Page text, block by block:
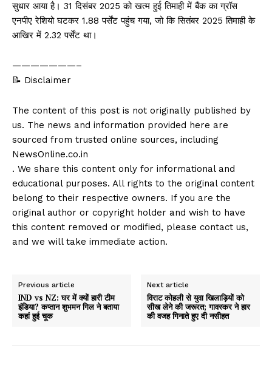
सुधार आया है। 31 दिसंबर 2025 को खत्म हुई तिमाही में बैंक का ग्रॉस
एनपीए रेशियो घटकर 1.88 पर्सेंट पहुंच गया, जो कि सितंबर 2025 तिमाही के
आखिर में 2.32 पर्सेंट था।
———————–
📝 Disclaimer
The content of this post is not originally published by
us. The news and information provided here are
sourced from trusted online sources, including
NewsOnline.co.in
. We share this content only for informational and
educational purposes. All rights to the original content
belong to their respective owners. If you are the
original author or copyright holder and wish to have
this content removed or modified, please contact us,
and we will take immediate action.
Previous article
IND vs NZ: घर में क्यों हारी टीम
इंडिया? कप्तान शुभमन गिल ने बताया
कहां हुई चूक
Next article
विराट कोहली से युवा खिलाड़ियों को
सीख लेने की जरूरत; गावस्कर ने हार
की वजह गिनाते हुए दी नसीहत